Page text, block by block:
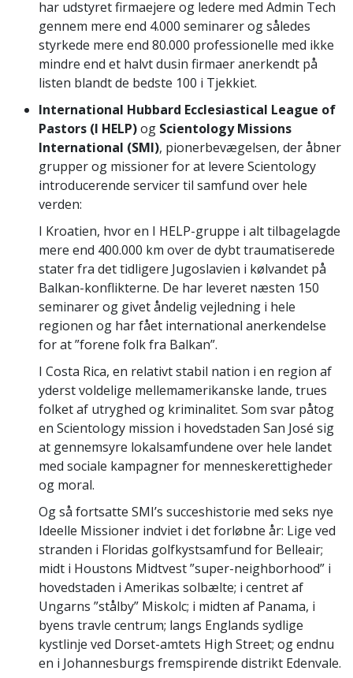
har udstyret firmaejere og ledere med Admin Tech
gennem mere end 4.000 seminarer og således
styrkede mere end 80.000 professionelle med ikke
mindre end et halvt dusin firmaer anerkendt på
listen blandt de bedste 100 i Tjekkiet.
International Hubbard Ecclesiastical League of
Pastors (I HELP)og Scientology Missions
International (SMI), pionerbevægelsen, der åbner
grupper og missioner for at levere Scientology
introducerende servicer til samfund over hele
verden:
I Kroatien, hvor en I HELP-gruppe i alt tilbagelagde
mere end 400.000 km over de dybt traumatiserede
stater fra det tidligere Jugoslavien i kølvandet på
Balkan-konflikterne. De har leveret næsten 150
seminarer og givet åndelig vejledning i hele
regionen og har fået international anerkendelse
for at ”forene folk fra Balkan”.
I Costa Rica, en relativt stabil nation i en region af
yderst voldelige mellemamerikanske lande, trues
folket af utryghed og kriminalitet. Som svar påtog
en Scientology mission i hovedstaden San José sig
at gennemsyre lokalsamfundene over hele landet
med sociale kampagner for menneskerettigheder
og moral.
Og så fortsatte SMI’s succeshistorie med seks nye
Ideelle Missioner indviet i det forløbne år: Lige ved
stranden i Floridas golfkystsamfund for Belleair;
midt i Houstons Midtvest ”super-neighborhood” i
hovedstaden i Amerikas solbælte; i centret af
Ungarns ”stålby” Miskolc; i midten af Panama, i
byens travle centrum; langs Englands sydlige
kystlinje ved Dorset-amtets High Street; og endnu
en i Johannesburgs fremspirende distrikt Edenvale.